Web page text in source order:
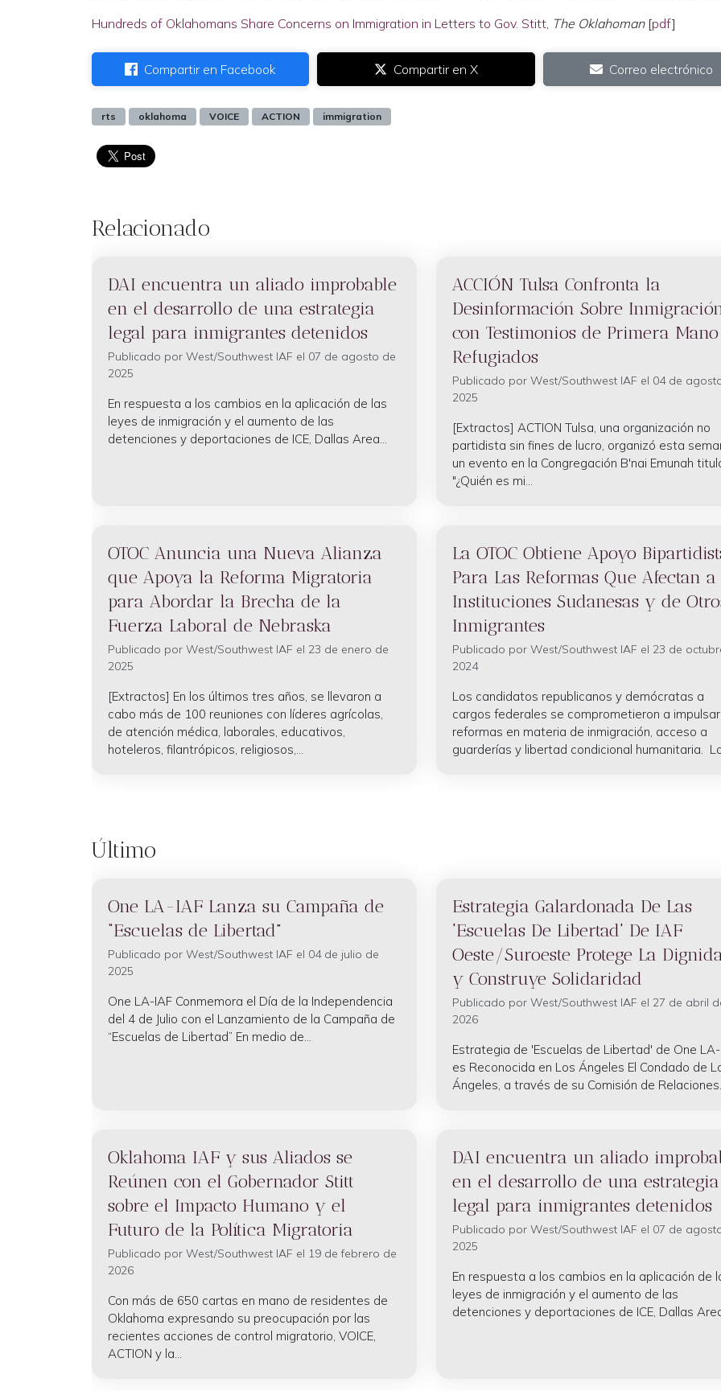
Hundreds of Oklahomans Share Concerns on Immigration in Letters to Gov. Stitt The Oklahoman[pdf]
Compartir en Facebook Compartir en X Correo electrónico
rts oklahoma VOICE ACTION immigration
Relacionado
DAI encuentra un aliado improbable
en el desarrollo de una estrategia
legal para inmigrantes detenidos
Publicado por West/Southwest IAF el 07 de agosto de
2025
En respuesta a los cambios en la aplicación de las
leyes de inmigración y el aumento de las
detenciones y deportaciones de ICE, Dallas Area...
ACCIÓN Tulsa Confronta la
Desinformación Sobre
con Testimonios de Primera
Refugiados
Publicado por West/Southwest IAF el 04 de
2025
[Extractos] ACTION Tulsa, una organización no
partidista sin fines de lucro, organizó esta
un evento en la Congregación B'nai Emunah
"¿Quién es mi...
OTOC Anuncia una Nueva Alianza
que Apoya la Reforma Migratoria
para Abordar la Brecha de la
Fuerza Laboral de Nebraska
Publicado por West/Southwest IAF el 23 de enero de
2025
[Extractos] En los últimos tres años, se llevaron a
cabo más de 100 reuniones con líderes agrícolas,
de atención médica, laborales, educativos,
hoteleros, filantrópicos, religiosos,...
La OTOC Obtiene Apoyo
Para Las Reformas Que Afectan
Instituciones Sudanesas y de
Inmigrantes
Publicado por West/Southwest IAF el 23 de
2024
Los candidatos republicanos y demócratas a
cargos federales se comprometieron a impulsar
reformas en materia de inmigración, acceso a
guarderías y libertad condicional humanitaria.
Último
One LA-IAF Lanza su Campaña de
“Escuelas de Libertad”
Publicado por West/Southwest IAF el 04 de julio de
2025
One LA-IAF Conmemora el Día de la Independencia
del 4 de Julio con el Lanzamiento de la Campaña de
“Escuelas de Libertad” En medio de...
Estrategia Galardonada De Las
'Escuelas De Libertad' De IAF
Oeste/Suroeste Protege La
y Construye Solidaridad
Publicado por West/Southwest IAF el 27 de abril
2026
Estrategia de 'Escuelas de Libertad' de One LA-
es Reconocida en Los Ángeles El Condado de
Ángeles, a través de su Comisión de
Oklahoma IAF y sus Aliados se
Reúnen con el Gobernador Stitt
sobre el Impacto Humano y el
Futuro de la Política Migratoria
Publicado por West/Southwest IAF el 19 de febrero de
2026
Con más de 650 cartas en mano de residentes de
Oklahoma expresando su preocupación por las
recientes acciones de control migratorio, VOICE,
ACTION y la...
DAI encuentra un aliado
en el desarrollo de una estrategia
legal para inmigrantes detenidos
Publicado por West/Southwest IAF el 07 de
2025
En respuesta a los cambios en la aplicación de
leyes de inmigración y el aumento de las
detenciones y deportaciones de ICE, Dallas